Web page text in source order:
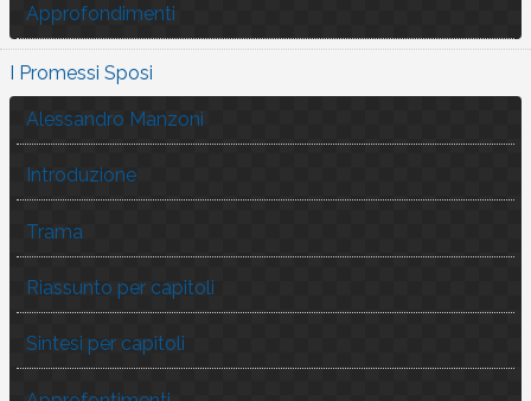
Approfondimenti
I Promessi Sposi
Alessandro Manzoni
Introduzione
Trama
Riassunto per capitoli
Sintesi per capitoli